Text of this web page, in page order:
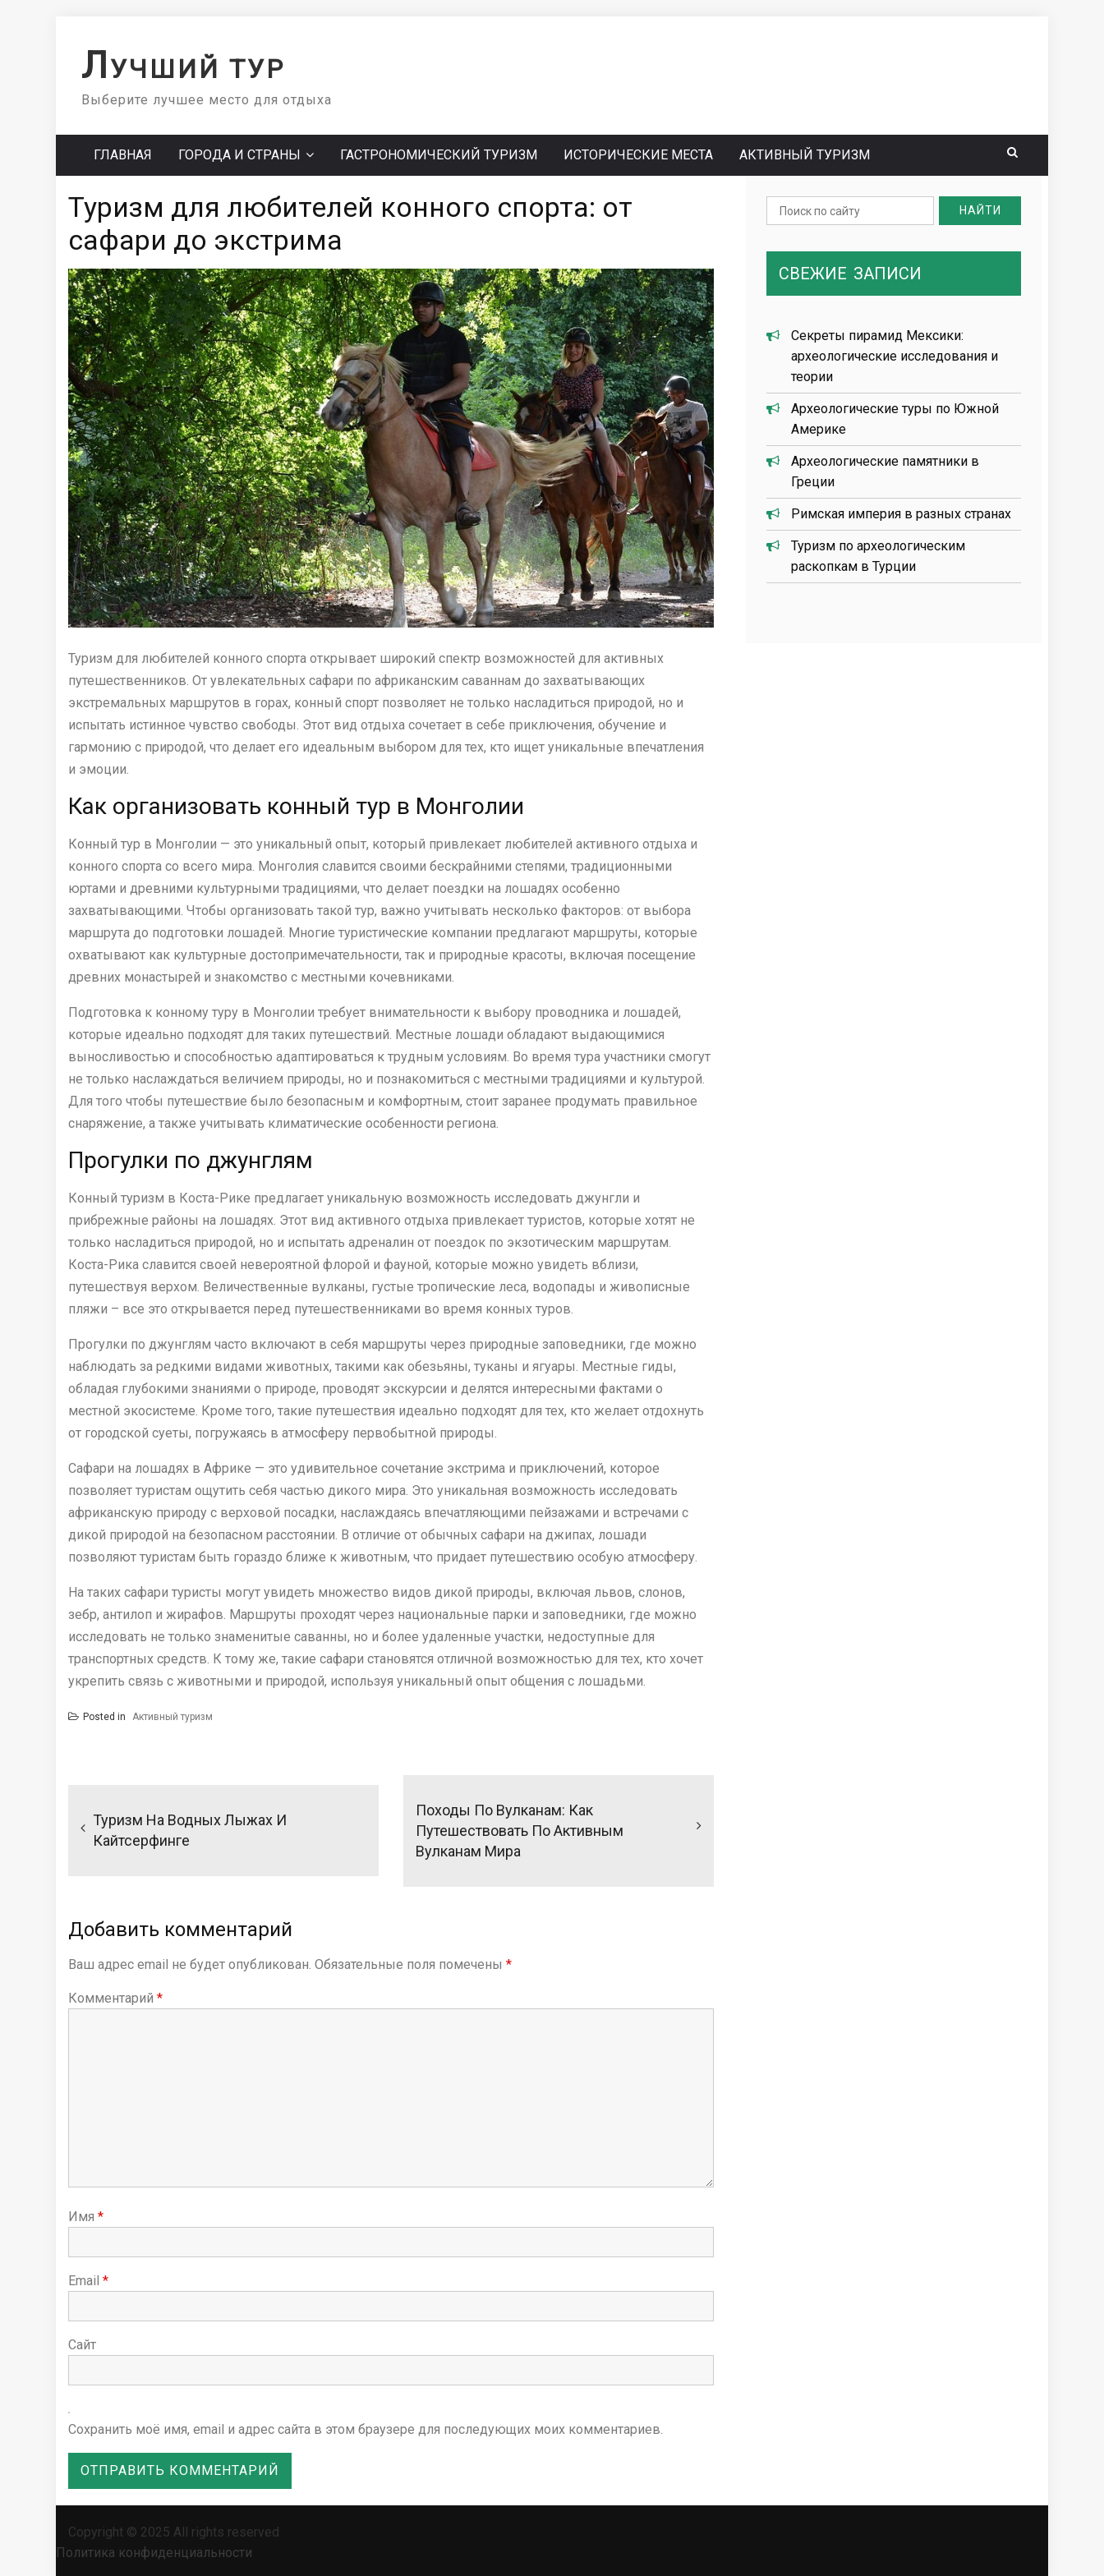
contentЛУЧШИЙ ТУР
Выберите лучшее место для отдыха
ГЛАВНАЯ ГОРОДА И СТРАНЫ ГАСТРОНОМИЧЕСКИЙ ТУРИЗМ ИСТОРИЧЕСКИЕ МЕСТА АКТИВНЫЙ ТУРИЗМ
Туризм для любителей конного спорта: от
сафари до экстрима
Туризм для любителей конного спорта открывает широкий спектр возможностей для активных
путешественников. От увлекательных сафари по африканским саваннам до захватывающих
экстремальных маршрутов в горах, конный спорт позволяет не только насладиться природой, но и
испытать истинное чувство свободы. Этот вид отдыха сочетает в себе приключения, обучение и
гармонию с природой, что делает его идеальным выбором для тех, кто ищет уникальные впечатления
и эмоции.
Как организовать конный тур в Монголии
Конный тур в Монголии — это уникальный опыт, который привлекает любителей активного отдыха и
конного спорта со всего мира. Монголия славится своими бескрайними степями, традиционными
юртами и древними культурными традициями, что делает поездки на лошадях особенно
захватывающими. Чтобы организовать такой тур, важно учитывать несколько факторов: от выбора
маршрута до подготовки лошадей. Многие туристические компании предлагают маршруты, которые
охватывают как культурные достопримечательности, так и природные красоты, включая посещение
древних монастырей и знакомство с местными кочевниками.
Подготовка к конному туру в Монголии требует внимательности к выбору проводника и лошадей,
которые идеально подходят для таких путешествий. Местные лошади обладают выдающимися
выносливостью и способностью адаптироваться к трудным условиям. Во время тура участники смогут
не только наслаждаться величием природы, но и познакомиться с местными традициями и культурой.
Для того чтобы путешествие было безопасным и комфортным, стоит заранее продумать правильное
снаряжение, а также учитывать климатические особенности региона.
Прогулки по джунглям
Конный туризм в Коста-Рике предлагает уникальную возможность исследовать джунгли и
прибрежные районы на лошадях. Этот вид активного отдыха привлекает туристов, которые хотят не
только насладиться природой, но и испытать адреналин от поездок по экзотическим маршрутам.
Коста-Рика славится своей невероятной флорой и фауной, которые можно увидеть вблизи,
путешествуя верхом. Величественные вулканы, густые тропические леса, водопады и живописные
пляжи – все это открывается перед путешественниками во время конных туров.
Прогулки по джунглям часто включают в себя маршруты через природные заповедники, где можно
наблюдать за редкими видами животных, такими как обезьяны, туканы и ягуары. Местные гиды,
обладая глубокими знаниями о природе, проводят экскурсии и делятся интересными фактами о
местной экосистеме. Кроме того, такие путешествия идеально подходят для тех, кто желает отдохнуть
от городской суеты, погружаясь в атмосферу первобытной природы.
Сафари на лошадях в Африке — это удивительное сочетание экстрима и приключений, которое
позволяет туристам ощутить себя частью дикого мира. Это уникальная возможность исследовать
африканскую природу с верховой посадки, наслаждаясь впечатляющими пейзажами и встречами с
дикой природой на безопасном расстоянии. В отличие от обычных сафари на джипах, лошади
позволяют туристам быть гораздо ближе к животным, что придает путешествию особую атмосферу.
На таких сафари туристы могут увидеть множество видов дикой природы, включая львов, слонов,
зебр, антилоп и жирафов. Маршруты проходят через национальные парки и заповедники, где можно
исследовать не только знаменитые саванны, но и более удаленные участки, недоступные для
транспортных средств. К тому же, такие сафари становятся отличной возможностью для тех, кто хочет
укрепить связь с животными и природой, используя уникальный опыт общения с лошадьми.
Posted in Активный туризм
в
а
ц
и
я
с
я
Туризм На Водных Лыжах И
Кайтсерфинге
Походы По Вулканам: Как
Путешествовать По Активным
Вулканам Мира
Добавить комментарий
Ваш адрес email не будет опубликован. Обязательные поля помечены *
Комментарий *
Имя *
Email *
Сайт
Сохранить моё имя, email и адрес сайта в этом браузере для последующих моих комментариев.
Search
for:
СВЕЖИЕ ЗАПИСИ
Секреты пирамид Мексики:
археологические исследования и
теории
Археологические туры по Южной
Америке
Археологические памятники в
Греции
Римская империя в разных странах
Туризм по археологическим
раскопкам в Турции
Copyright © 2025 All rights reserved
Политика конфиденциальности